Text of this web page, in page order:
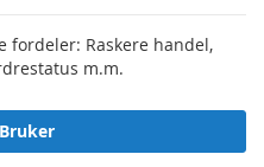
fordeler: Raskere handel,
m.m.